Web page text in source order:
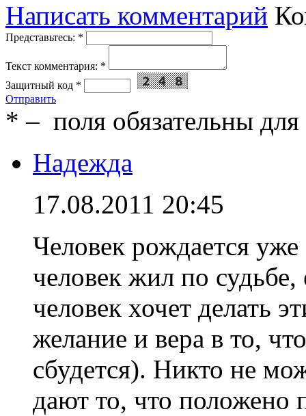
Написать комментарий
Представьтесь: *
Текст комментария: *
Защитный код *
Отправить
* – поля обязательны для
Надежда
17.08.2011 20:45
Человек рождается
человек жил по судьбе,
человек хочет делать
желание и вера в то,
сбудется). Никто не
дают то, что положено